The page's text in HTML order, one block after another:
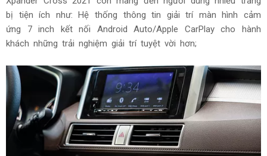
bị tiện ích như: Hệ thống thông tin giải trí màn hình cảm
ứng 7 inch kết nối Android Auto/Apple CarPlay cho hành
khách những trải nghiệm giải trí tuyệt vời hơn;